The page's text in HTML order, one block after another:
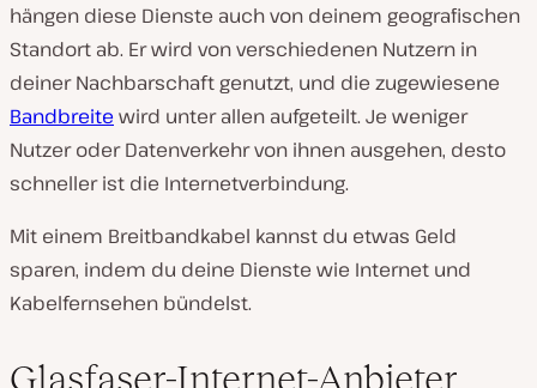
hängen diese Dienste auch von deinem geografischen
Standort ab. Er wird von verschiedenen Nutzern in
deiner Nachbarschaft genutzt, und die zugewiesene
Bandbreite wird unter allen aufgeteilt. Je weniger
Nutzer oder Datenverkehr von ihnen ausgehen, desto
schneller ist die Internetverbindung.
Mit einem Breitbandkabel kannst du etwas Geld
sparen, indem du deine Dienste wie Internet und
Kabelfernsehen bündelst.
Glasfaser-Internet-Anbieter